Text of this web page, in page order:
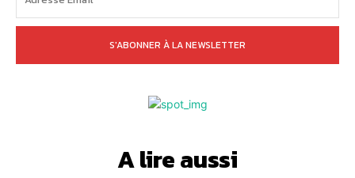
S'ABONNER À LA NEWSLETTER
A lire aussi